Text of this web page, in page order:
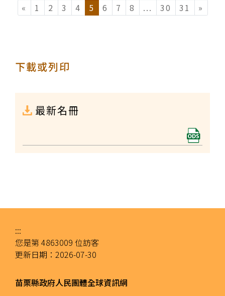
« 1 2 3 4 5 6 7 8 ... (current)
30 31 »
下載或列印
最新名冊
:::
您是第 4863009 位訪客
更新日期： 2026-07-30
苗栗縣政府人民團體全球資訊網